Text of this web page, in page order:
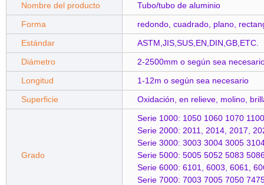
Nombre del producto
Tubo/tubo de aluminio
Forma
redondo, cuadrado, plano,
Estándar
ASTM,JIS,SUS,EN,DIN,GB,ETC.
Diámetro
2-2500mm o según sea
Longitud
1-12m o según sea necesario
Superficie
Oxidación, en relieve, molino,
Grado
Serie 1000: 1050 1060 1070
Serie 2000: 2011, 2014, 2017,
Serie 3000: 3003 3004 3005
Serie 5000: 5005 5052 5083
Serie 6000: 6101, 6003, 6061,
Serie 7000: 7003 7005 7050